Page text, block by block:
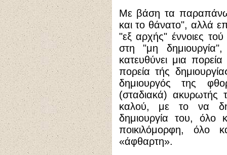
Με βάση τα
και το θάνατο", αλλά
"εξ αρχής" έννοιες
στη "μη
κατευθύνει μια
πορεία τής
δημιουργός της
(σταδιακά)
καλού, με το να
δημιουργία του, όλο
ποικιλόμορφη, όλο
«άφθαρτη».